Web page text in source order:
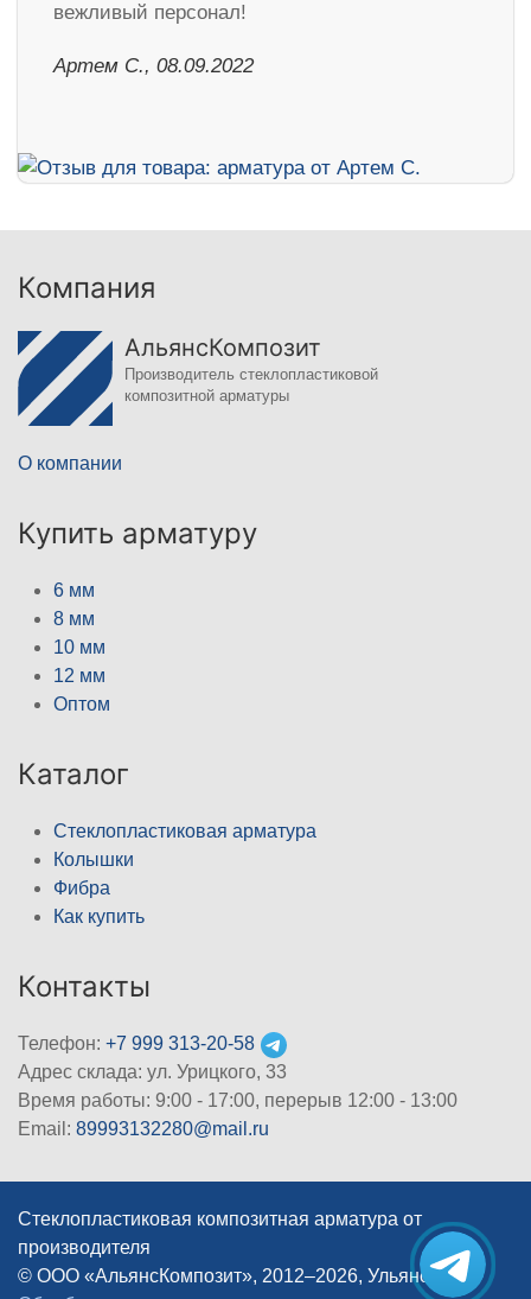
вежливый персонал!
Артем С., 08.09.2022
Компания
АльянсКомпозит
Производитель стеклопластиковой
композитной арматуры
О компании
Купить арматуру
6 мм
8 мм
10 мм
12 мм
Оптом
Каталог
Стеклопластиковая арматура
Колышки
Фибра
Как купить
Контакты
Телефон: +7 999 313-20-58
Адрес склада: ул. Урицкого, 33
Время работы: 9:00 - 17:00, перерыв 12:00 - 13:00
Email: 89993132280@mail.ru
Стеклопластиковая композитная арматура от
производителя
© ООО «АльянсКомпозит», 2012–2026, Ульяновск